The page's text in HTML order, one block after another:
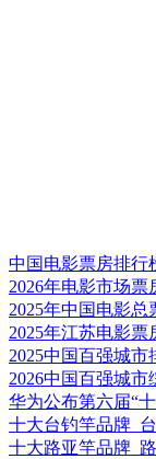
中国电影票房排行
2026年电影市场票
2025年中国电影总
2025年江苏电影票
2025中国百强城市
2026中国百强城市
华为公布第六届“
十大台钓竿品牌_
十大路亚竿品牌_